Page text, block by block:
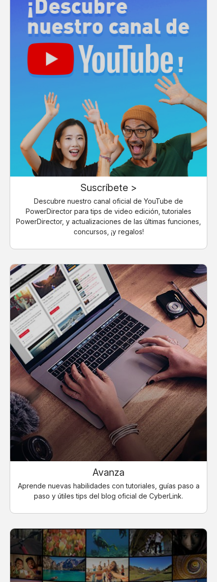
Suscríbete >
Descubre nuestro canal oficial de YouTube de
PowerDirector para tips de video edición, tutoriales
PowerDirector, y actualizaciones de las últimas funciones,
concursos, ¡y regalos!
Avanza
Aprende nuevas habilidades con tutoriales, guías paso a
paso y útiles tips del blog oficial de CyberLink.